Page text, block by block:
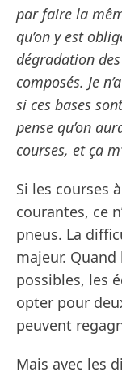
par faire la
qu’on y est
dégradation
composés. Je
si ces bases
pense qu’on
courses, et ça
Si les courses
courantes, ce
pneus. La
majeur.
possibles, les
opter pour
peuvent
Mais avec les